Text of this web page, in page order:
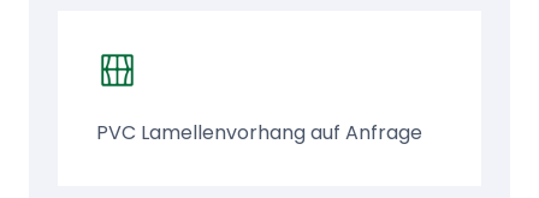
PVC Lamellenvorhang auf Anfrage